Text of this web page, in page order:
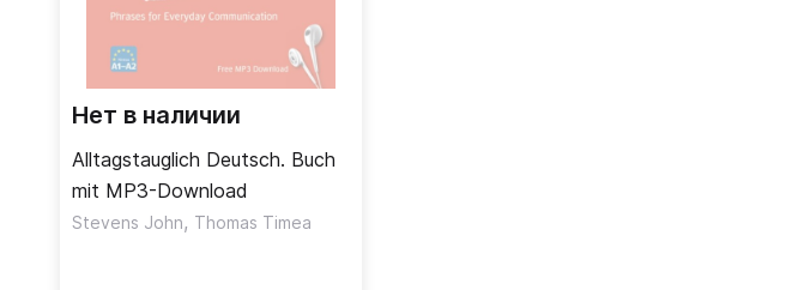
Нет в наличии
Alltagstauglich Deutsch. Buch
mit MP3-Download
Stevens John, Thomas Timea